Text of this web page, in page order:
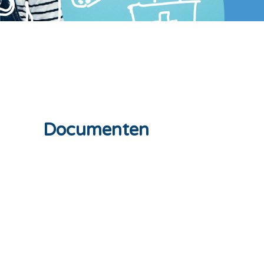
Documenten